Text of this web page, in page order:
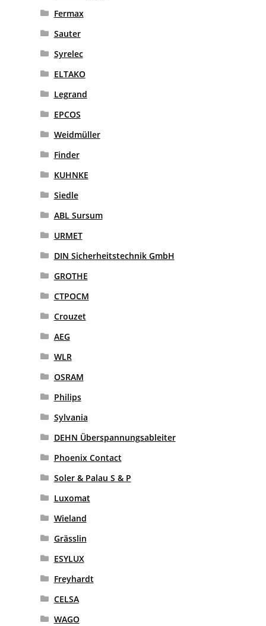
Fermax
Sauter
Syrelec
ELTAKO
Legrand
EPCOS
Weidmüller
Finder
KUHNKE
Siedle
ABL Sursum
URMET
DIN Sicherheitstechnik GmbH
GROTHE
CTPOCM
Crouzet
AEG
WLR
OSRAM
Philips
Sylvania
DEHN Überspannungsableiter
Phoenix Contact
Soler & Palau S & P
Luxomat
Wieland
Grässlin
ESYLUX
Freyhardt
CELSA
WAGO